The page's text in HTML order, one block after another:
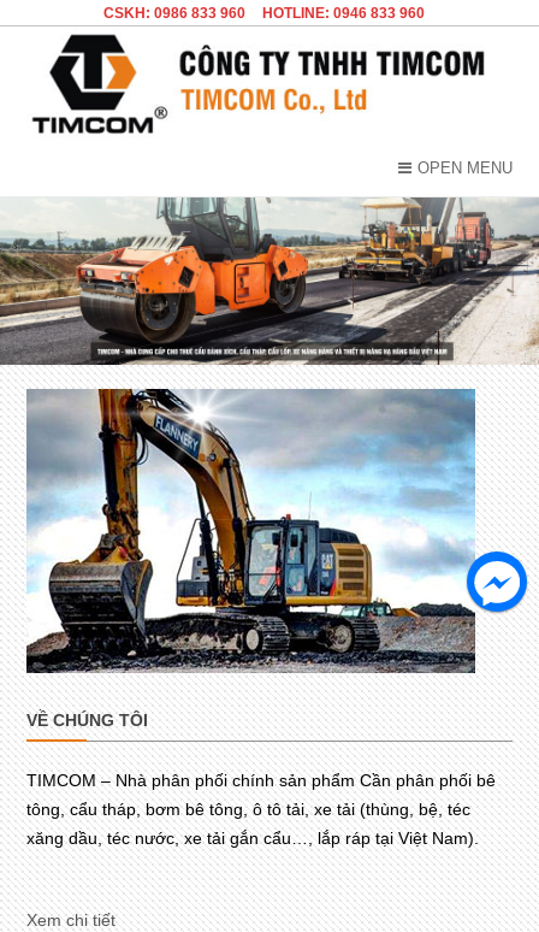
CSKH: 0986 833 960 HOTLINE: 0946 833 960
OPEN MENU
VỀ CHÚNG TÔI
TIMCOM – Nhà phân phối chính sản phẩm Cần phân phối bê
tông, cẩu tháp, bơm bê tông, ô tô tải, xe tải (thùng, bệ, téc
xăng dầu, téc nước, xe tải gắn cẩu…, lắp ráp tại Việt Nam).
Xem chi tiết